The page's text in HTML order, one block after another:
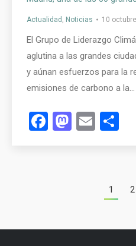
Actualidad Noticias 10
El Grupo de Liderazgo
aglutina a las grandes
y aúnan esfuerzos para la
emisiones de carbono a la…
Facebook
Email
1 2